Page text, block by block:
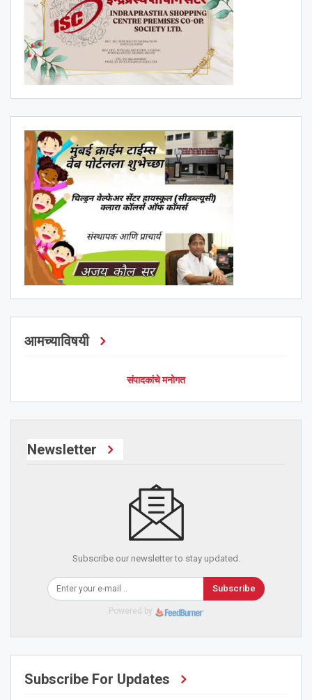
आमच्याविषयी
संपादकांचे मनोगत
Newsletter
Subscribe our newsletter to stay updated.
Subscribe
Powered by
Subscribe For Updates